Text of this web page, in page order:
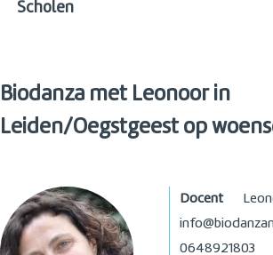
Scholen
Biodanza met Leonoor in
Leiden/Oegstgeest op
Docent
0648921803